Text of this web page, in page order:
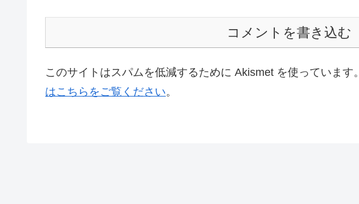
コメントを書き込む
このサイトはスパムを低減するために Akismet を使っています。
はこちらをご覧ください。